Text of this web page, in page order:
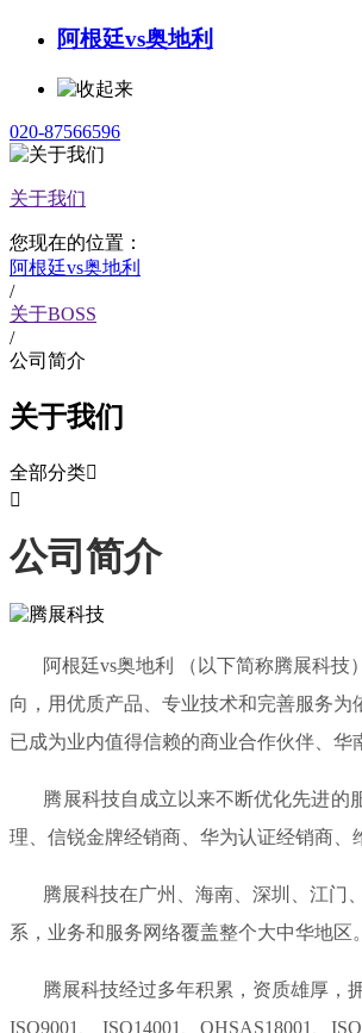
阿根廷vs奥地利
020-87566596
关于我们
您现在的位置：
阿根廷vs奥地利
/
关于BOSS
/
公司简介
关于我们
全部分类

公司简介
阿根廷vs奥地利 （以下简称腾展科技
向，用优质产品、专业技术和完善服务
已成为业内值得信赖的商业合作伙伴、华
腾展科技自成立以来不断优化先进的服
理、信锐金牌经销商、华为认证经销商、
腾展科技在广州、海南、深圳、江门、
系，业务和服务网络覆盖整个大中华地区。
腾展科技经过多年积累，资质雄厚，拥
ISO9001、 ISO14001、OHSAS18001、